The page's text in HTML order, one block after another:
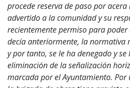
procede reserva de paso por acera
advertido a la comunidad y su
recientemente permiso para
decía anteriormente, la normativa
y por tanto, se le ha denegado y
eliminación de la señalización
marcada por el Ayuntamiento.